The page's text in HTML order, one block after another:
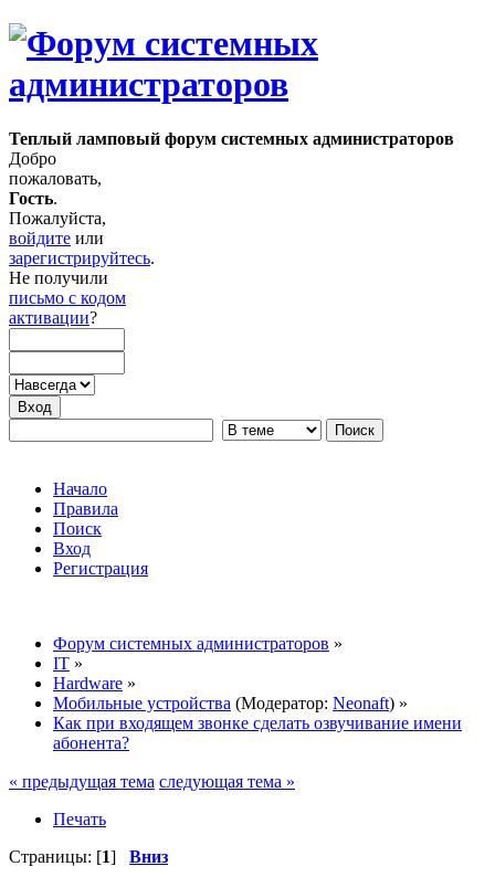
Теплый ламповый форум системных администраторов
Добро
пожаловать,
Гость.
Пожалуйста,
войдите или
зарегистрируйтесь.
Не получили
письмо с кодом
активации?
Начало
Правила
Поиск
Вход
Регистрация
Форум системных администраторов »
IT »
Hardware »
Мобильные устройства (Модератор: Neonaft) »
Как при входящем звонке сделать озвучивание имени
абонента?
« предыдущая тема следующая тема »
Печать
Страницы: [1] Вниз